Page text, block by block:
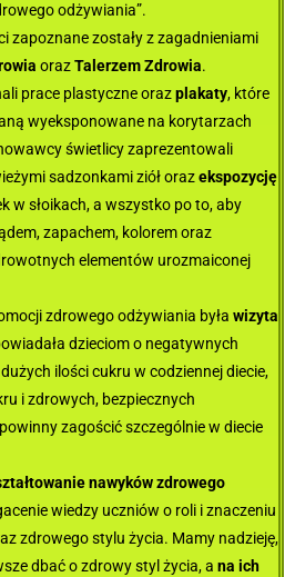
odżywiania”.
zapoznane zostały z zagadnieniami
orazTalerzem Zdrowia.
prace plastyczne orazplakaty, które
wyeksponowane na korytarzach
świetlicy zaprezentowali
sadzonkami ziół orazekspozycję
w słoikach, a wszystko po to, aby
zapachem, kolorem oraz
elementów urozmaiconej
zdrowego odżywiania była wizyta
dzieciom o negatywnych
ilości cukru w codziennej diecie,
i zdrowych, bezpiecznych
zagościć szczególnie w diecie
nawyków zdrowego
wiedzy uczniów o roli i znaczeniu
zdrowego stylu życia. Mamy nadzieję,
dbać o zdrowy styl życia, a na ich